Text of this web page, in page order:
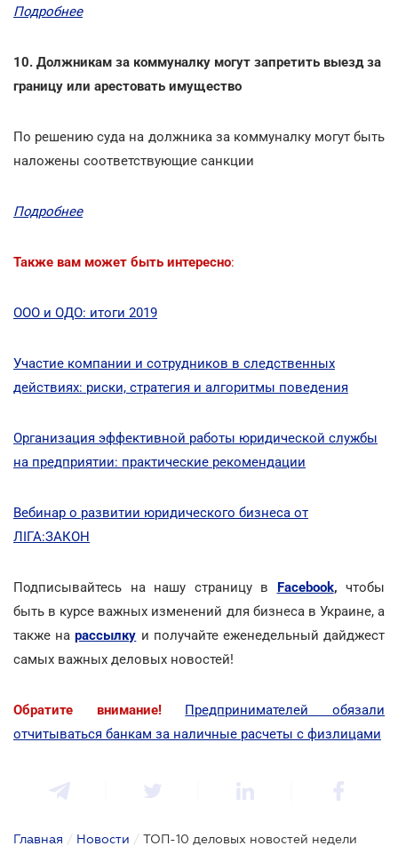
Подробнее
10. Должникам за коммуналку могут запретить выезд за
границу или арестовать имущество
По решению суда на должника за коммуналку могут быть
наложены соответствующие санкции
Подробнее
Также вам может быть интересно:
ООО и ОДО: итоги 2019
Участие компании и сотрудников в следственных
действиях: риски, стратегия и алгоритмы поведения
Организация эффективной работы юридической службы
на предприятии: практические рекомендации
Вебинар о развитии юридического бизнеса от
ЛІГА:ЗАКОН
Подписывайтесь на нашу страницу в Facebook, чтобы
быть в курсе важных изменений для бизнеса в Украине, а
также нарассылку и получайте еженедельный дайджест
самых важных деловых новостей!
Обратите внимание!
Предпринимателей обязали
отчитываться банкам за наличные расчеты с физлицами
Главная / Новости / ТОП-10 деловых новостей недели